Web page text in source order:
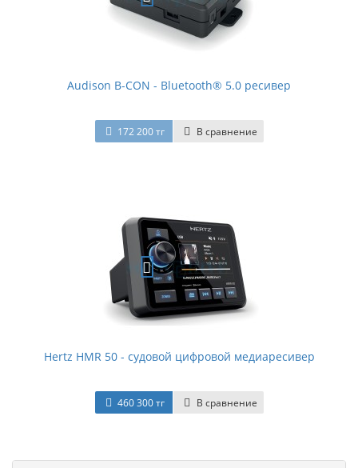
Audison B-CON - Bluetooth® 5.0 ресивер
172 200 тг В сравнение
Hertz HMR 50 - судовой цифровой медиаресивер
460 300 тг В сравнение